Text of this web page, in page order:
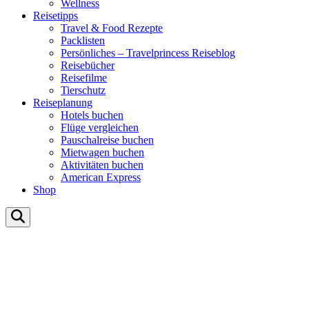
Wellness
Reisetipps
Travel & Food Rezepte
Packlisten
Persönliches – Travelprincess Reiseblog
Reisebücher
Reisefilme
Tierschutz
Reiseplanung
Hotels buchen
Flüge vergleichen
Pauschalreise buchen
Mietwagen buchen
Aktivitäten buchen
American Express
Shop